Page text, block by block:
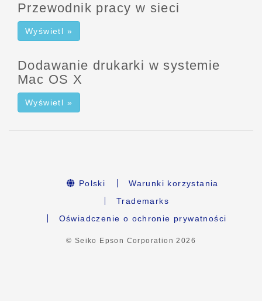
Przewodnik pracy w sieci
Wyświetl »
Dodawanie drukarki w systemie
Mac OS X
Wyświetl »
Polski
Warunki korzystania
Trademarks
Oświadczenie o ochronie prywatności
© Seiko Epson Corporation2026